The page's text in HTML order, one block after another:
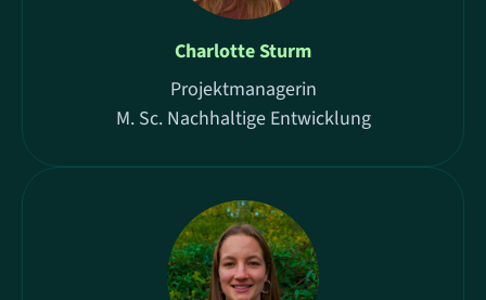
Charlotte Sturm
Projektmanagerin
M. Sc. Nachhaltige Entwicklung